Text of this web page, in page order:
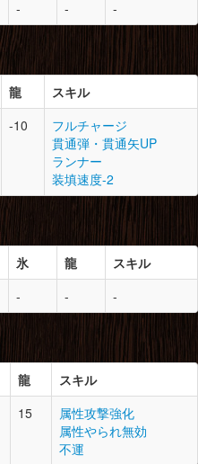
天廻龍の甲殻×4
ライトクリスタル×2
尾槌竜の苔甲×4
大きな骨×5
暖かい毛皮×4
天廻龍の虹翼×2
天廻龍の甲殻×3
天廻龍の尻尾×1
天廻龍の浄爪×2
天廻龍の鱗×2
レビテライト鉱石×3
天廻龍の甲殻×3
天廻龍の逆鱗×1
上竜骨×4
- - -
荒々しい龍角×4
豪山龍の紅鱗×5
豪山龍の甲岩殻×3
雌火竜の逆鱗×1
天廻龍の鱗×3
天廻龍の虹翼×2
天廻龍の甲殻×3
天廻龍の尻尾×1
天廻龍の浄爪×2
天廻龍の鱗×2
天廻龍の甲殻×4
レビテライト鉱石×3
豪山龍の腕工×4
豪山龍の甲岩殻×6
天廻龍の甲殻×3
天廻龍の鱗×1
天廻龍の逆鱗×1
龍
スキル
-10
フルチャージ
貫通弾・貫通矢UP
ランナー
装填速度-2
必要素材
荒々しい龍角×4
豪山龍の紅鱗×5
豪山龍の甲岩殻×3
雌火竜の逆鱗×1
豪山龍の甲岩殻×6
荒々しい龍角×4
豪龍岩×2
豪山龍の紅鱗×6
豪山龍の腕甲×1
大地の龍玉×1
マカライト鉱石×3
氷 龍
スキル
- - -
必要素材
キリンの皮×5
キリンの雷角×3
キリンのたてがみ×2
黒狼鳥のたてがみ×2
豪山龍の甲岩殻×6
荒々しい龍角×4
とがった牙×5
龍
スキル
15
属性攻撃強化
属性やられ無効
不運